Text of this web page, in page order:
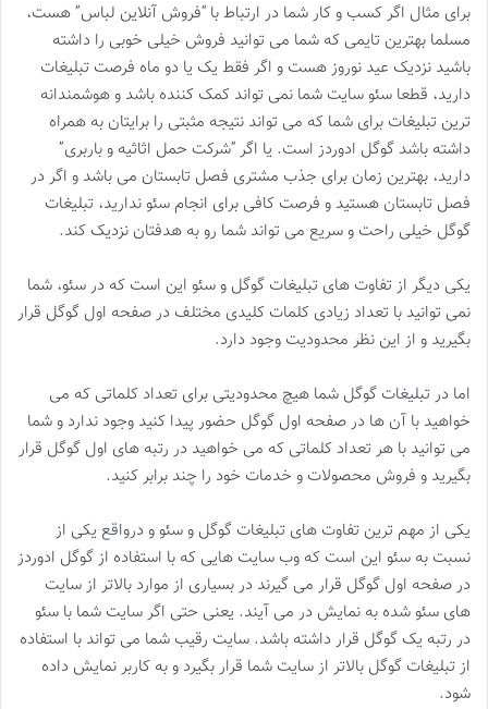
برای مثال اگر کسب و کار شما در ارتباط با “فروش آنلاین لباس” هست،
مسلما بهترین تایمی که شما می توانید فروش خیلی خوبی را داشته
باشید نزدیک عید نوروز هست و اگر فقط یک یا دو ماه فرصت تبلیغات
دارید، قطعا سئو سایت شما نمی تواند کمک کننده باشد و هوشمندانه
ترین تبلیغات برای شما که می تواند نتیجه مثبتی را برایتان به همراه
داشته باشد گوگل ادوردز است. یا اگر “شرکت حمل اثاثیه و باربری”
دارید، بهترین زمان برای جذب مشتری فصل تابستان می باشد و اگر در
فصل تابستان هستید و فرصت کافی برای انجام سئو ندارید، تبلیغات
گوگل خیلی راحت و سریع می تواند شما رو به هدفتان نزدیک کند.
یکی دیگر از تفاوت های تبلیغات گوگل و سئو این است که در سئو، شما
نمی توانید با تعداد زیادی کلمات کلیدی مختلف در صفحه اول گوگل قرار
بگیرید و از این نظر محدودیت وجود دارد.
اما در تبلیغات گوگل شما هیچ محدودیتی برای تعداد کلماتی که می
خواهید با آن ها در صفحه اول گوگل حضور پیدا کنید وجود ندارد و شما
می توانید با هر تعداد کلماتی که می خواهید در رتبه های اول گوگل قرار
بگیرید و فروش محصولات و خدمات خود را چند برابر کنید.
یکی از مهم ترین تفاوت های تبلیغات گوگل و سئو و درواقع یکی از
نسبت به سئو این است که وب سایت هایی که با استفاده از گوگل ادوردز
در صفحه اول گوگل قرار می گیرند در بسیاری از موارد بالاتر از سایت
های سئو شده به نمایش در می آیند. یعنی حتی اگر سایت شما با سئو
در رتبه یک گوگل قرار داشته باشد. سایت رقیب شما می تواند با استفاده
از تبلیغات گوگل بالاتر از سایت شما قرار بگیرد و به کاربر نمایش داده
شود.